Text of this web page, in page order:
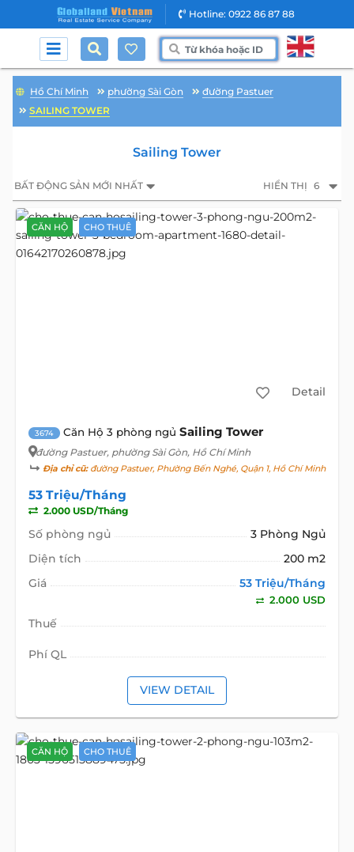
Hotline: 0922 86 87 88
Hồ Chí Minh phường Sài Gòn
đường Pastuer
SAILING TOWER
Sailing Tower
BẤT ĐỘNG SẢN MỚI NHẤT HIỂN THỊ 6
CĂN HỘ CHO THUÊ
Detail
3674 Căn Hộ 3 phòng ngủ Sailing Tower
đường Pastuer, phường Sài Gòn, Hồ Chí Minh
Địa chỉ cũ:đường Pastuer, Phường Bến Nghé, Quận 1, Hồ Chí Minh
53 Triệu/Tháng
2.000 USD/Tháng
Số phòng ngủ
3 Phòng Ngủ
Diện tích
200 m2
Giá
53 Triệu/Tháng
2.000 USD
Thuế
Phí QL
VIEW DETAIL
CĂN HỘ CHO THUÊ